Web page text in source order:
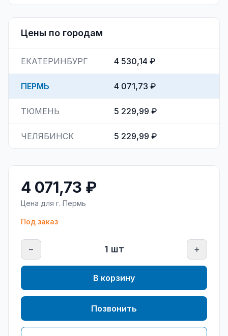
Цены по городам
ЕКАТЕРИНБУРГ 4 530,14 ₽
ПЕРМЬ 4 071,73 ₽
ТЮМЕНЬ 5 229,99 ₽
ЧЕЛЯБИНСК 5 229,99 ₽
4 071,73 ₽
Цена для г. Пермь
Под заказ
− 1 шт +
В корзину
Позвонить